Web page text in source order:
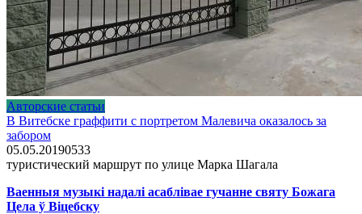
Авторские статьи
В Витебске граффити с портретом Малевича оказалось за
забором
05.05.20190533
туристический маршрут по улице Марка Шагала
Ваенныя музыкі надалі асаблівае гучанне святу Божага
Цела ў Віцебску